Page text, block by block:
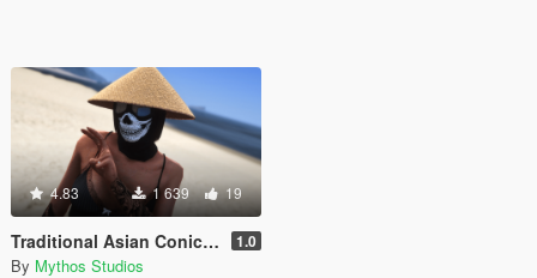
4.83 1 639 19
Traditional Asian Conical/Rice Hat [ MP MALE & MP FEMALE ] 1.0
By Mythos Studios